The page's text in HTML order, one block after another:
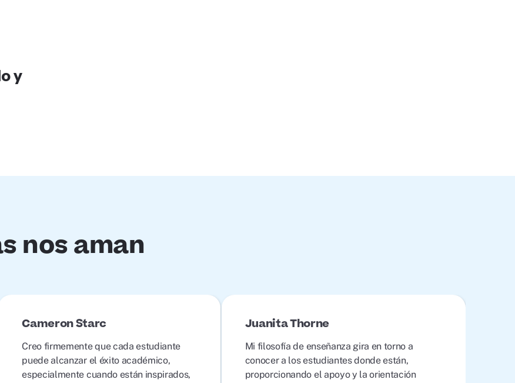
y
nos aman
Cameron Starc
Creo firmemente que cada estudiante
puede alcanzar el éxito académico,
especialmente cuando están inspirados,
Juanita Thorne
Mi filosofía de enseñanza gira en torno a
conocer a los estudiantes donde están,
proporcionando el apoyo y la orientación